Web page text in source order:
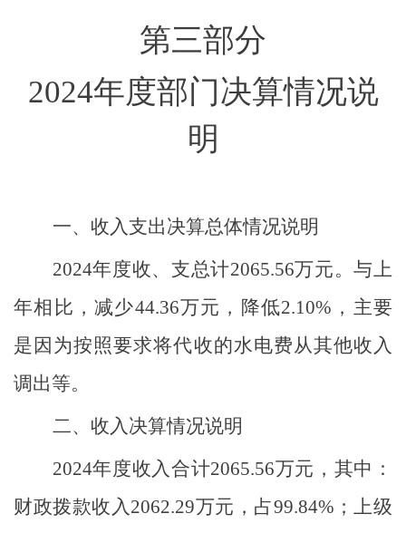
第三部分
2024年度部门决算情况说
明
一、收入支出决算总体情况说明
2024年度收、支总计2065.56万元。与上
年相比，减少44.36万元，降低2.10% ，主要
是因为按照要求将代收的水电费从其他收入
调出等。
二、收入决算情况说明
2024年度收入合计2065.56万元，其中：
财政拨款收入2062.29万元，占99.84% ；上级